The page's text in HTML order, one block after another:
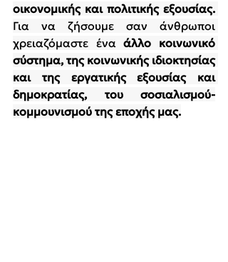
Για να ζήσουμε σαν άνθρωποι
χρειαζόμαστε ένα άλλο κοινωνικό
σύστημα, της κοινωνικής ιδιοκτησίας
και της εργατικής εξουσίας και
δημοκρατίας, του σοσιαλισμού-
κομμουνισμού της εποχής μας.